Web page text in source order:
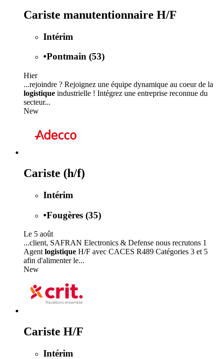
Cariste manutentionnaire H/F
Intérim
•Pontmain (53)
Hier
...rejoindre ? Rejoignez une équipe dynamique au coeur de la
logistique industrielle ! Intégrez une entreprise reconnue du
secteur...
New
Cariste (h/f)
Intérim
•Fougères (35)
Le 5 août
...client, SAFRAN Electronics & Defense nous recrutons 1
Agent logistique H/F avec CACES R489 Catégories 3 et 5
afin d'alimenter le...
New
Cariste H/F
Intérim